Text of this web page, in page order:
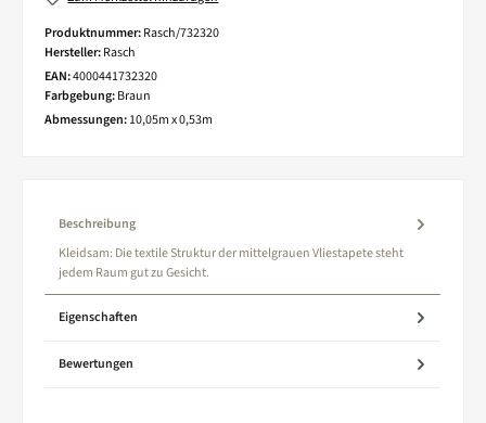
Produktnummer:Rasch/732320
Hersteller:Rasch
EAN:4000441732320
Farbgebung:Braun
Abmessungen:10,05m x 0,53m
Beschreibung
Kleidsam: Die textile Struktur der mittelgrauen Vliestapete steht
jedem Raum gut zu Gesicht.
Eigenschaften
Bewertungen